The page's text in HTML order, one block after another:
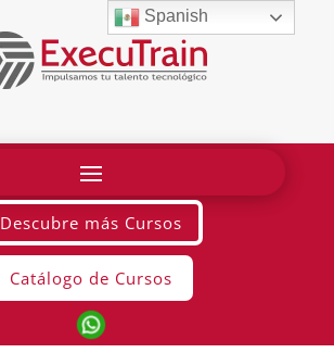
Descubre más Cursos
Catálogo de Cursos
Spanish